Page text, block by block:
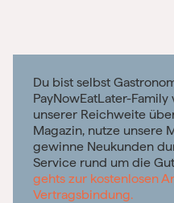
Du bist selbst
PayNowEatLater-
unserer Reichweite
Magazin, nutze unsere
gewinne Neukunden
Service rund um die
gehts zur kostenlosen
Vertragsbindung.